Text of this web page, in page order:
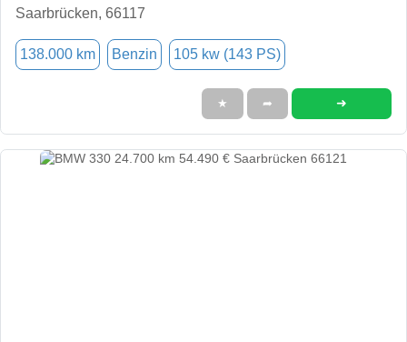
Saarbrücken, 66117
138.000 km Benzin 105 kw (143 PS)
★ ➦ ➜